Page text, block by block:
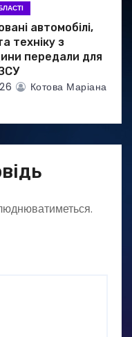
автомобілі,
техніку з
передали для
Котова Маріана